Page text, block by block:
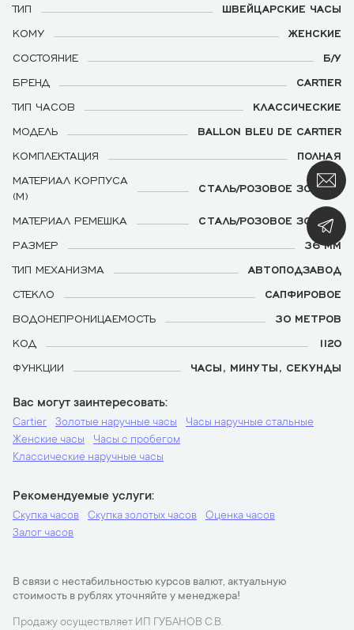
ТИП
ШВЕЙЦАРСКИЕ ЧАСЫ
КОМУ
ЖЕНСКИЕ
СОСТОЯНИЕ
Б/У
БРЕНД
CARTIER
ТИП ЧАСОВ
КЛАССИЧЕСКИЕ
МОДЕЛЬ
BALLON BLEU DE CARTIER
КОМПЛЕКТАЦИЯ
ПОЛНАЯ
МАТЕРИАЛ КОРПУСА
(М)
СТАЛЬ/РОЗОВОЕ ЗОЛОТО
МАТЕРИАЛ РЕМЕШКА
СТАЛЬ/РОЗОВОЕ ЗОЛОТО
РАЗМЕР
36 ММ
ТИП МЕХАНИЗМА
АВТОПОДЗАВОД
СТЕКЛО
САПФИРОВОЕ
ВОДОНЕПРОНИЦАЕМОСТЬ
30 МЕТРОВ
КОД
1120
ФУНКЦИИ
ЧАСЫ, МИНУТЫ, СЕКУНДЫ
Вас могут заинтересовать
Cartier Золотые наручные часы
Часы наручные стальные
Женские часы
Часы с пробегом
Классические наручные часы
Рекомендуемые услуги
Скупка часов Скупка золотых часов
Оценка часов
Залог часов
В связи с нестабильностью курсов валют, актуальную
стоимость в рублях уточняйте у менеджера!
Продажу осуществляет ИП ГУБАНОВ С.В.